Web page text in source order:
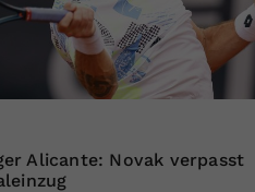
Alicante: Novak verpasst